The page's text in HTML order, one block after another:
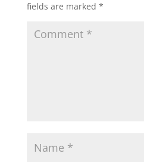
fields are marked *